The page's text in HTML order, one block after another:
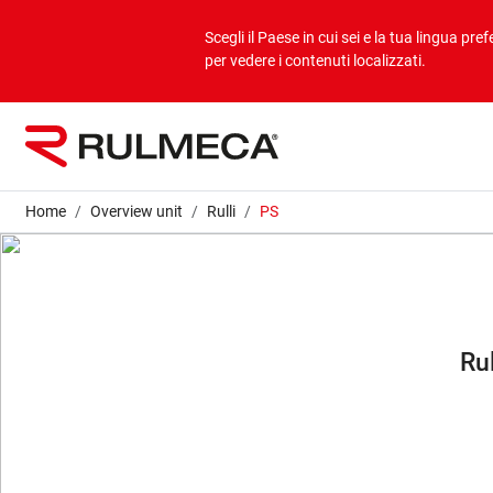
Scegli il Paese in cui sei e la tua lingua
per vedere i contenuti localizzati.
Home Overview unit Rulli PS
Profilo aziendale